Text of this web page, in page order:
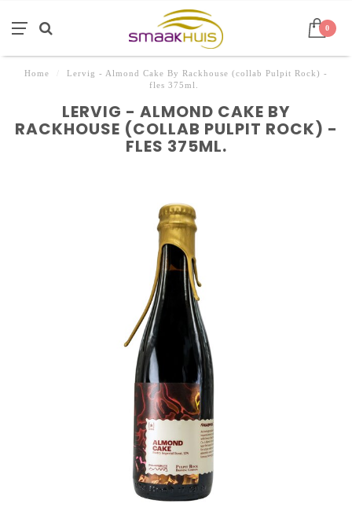
0
Home
Lervig - Almond Cake By Rackhouse (collab Pulpit Rock) -
fles 375ml.
LERVIG - ALMOND CAKE BY
RACKHOUSE (COLLAB PULPIT ROCK) -
FLES 375ML.